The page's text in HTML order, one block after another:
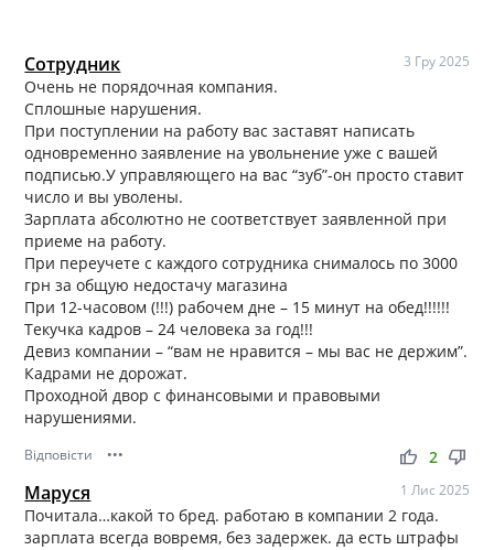
Сотрудник 3 Гру 2025
Очень не порядочная компания.
Сплошные нарушения.
При поступлении на работу вас заставят написать
одновременно заявление на увольнение уже с вашей
подписью.У управляющего на вас “зуб”-он просто ставит
число и вы уволены.
Зарплата абсолютно не соответствует заявленной при
приеме на работу.
При переучете с каждого сотрудника снималось по 3000
грн за общую недостачу магазина
При 12-часовом (!!!) рабочем дне – 15 минут на обед!!!!!!
Текучка кадров – 24 человека за год!!!
Девиз компании – “вам не нравится – мы вас не держим”.
Кадрами не дорожат.
Проходной двор с финансовыми и правовыми
нарушениями.
Відповісти ••• thumb_up thumb_down
2
Маруся 1 Лис 2025
Почитала…какой то бред. работаю в компании 2 года.
зарплата всегда вовремя, без задержек. да есть штрафы